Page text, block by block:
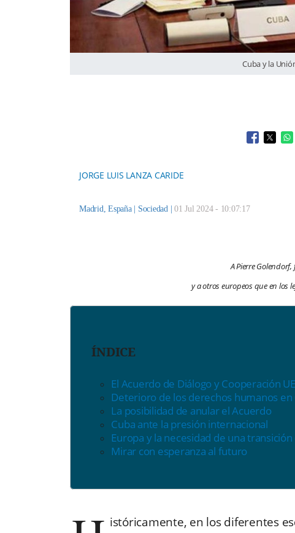
Cuba y la
Opens in
JORGE LUIS LANZA CARIDE
Madrid, España | Sociedad | 01 Jul 2024 - 10:07:17
A Pierre
y a otros europeos que en los
ÍNDICE
El Acuerdo de Diálogo y Cooperación
Deterioro de los derechos humanos en
La posibilidad de anular el Acuerdo
Cuba ante la presión internacional
Europa y la necesidad de una
Mirar con esperanza al futuro
istóricamente, en los diferentes